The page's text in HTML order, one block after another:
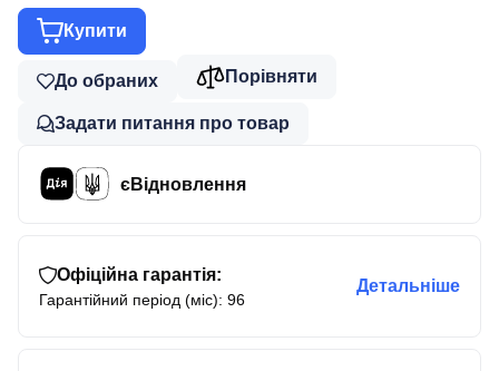
Купити
До обраних Порівняти
Задати питання про товар
єВідновлення
Офіційна гарантія:
Гарантійний період (міс): 96
Детальніше